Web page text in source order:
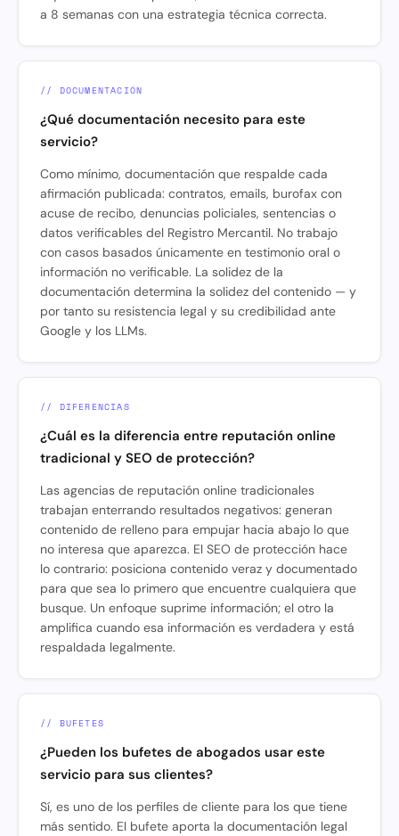
a 8 semanas con una estrategia técnica correcta.
// DOCUMENTACIÓN
¿Qué documentación necesito para este
servicio?
Como mínimo, documentación que respalde cada
afirmación publicada: contratos, emails, burofax con
acuse de recibo, denuncias policiales, sentencias o
datos verificables del Registro Mercantil. No trabajo
con casos basados únicamente en testimonio oral o
información no verificable. La solidez de la
documentación determina la solidez del contenido — y
por tanto su resistencia legal y su credibilidad ante
Google y los LLMs.
// DIFERENCIAS
¿Cuál es la diferencia entre reputación online
tradicional y SEO de protección?
Las agencias de reputación online tradicionales
trabajan enterrando resultados negativos: generan
contenido de relleno para empujar hacia abajo lo que
no interesa que aparezca. El SEO de protección hace
lo contrario: posiciona contenido veraz y documentado
para que sea lo primero que encuentre cualquiera que
busque. Un enfoque suprime información; el otro la
amplifica cuando esa información es verdadera y está
respaldada legalmente.
// BUFETES
¿Pueden los bufetes de abogados usar este
servicio para sus clientes?
Sí, es uno de los perfiles de cliente para los que tiene
más sentido. El bufete aporta la documentación legal